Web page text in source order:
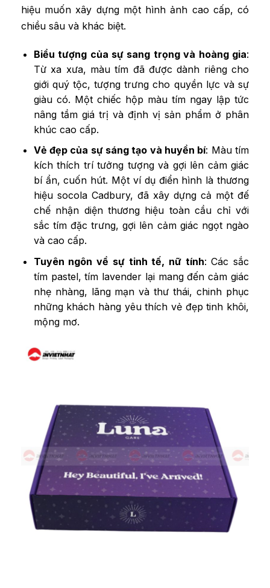
hiệu muốn xây dựng một hình ảnh cao cấp, có
chiều sâu và khác biệt.
Biểu tượng của sự sang trọng và hoàng gia:
Từ xa xưa, màu tím đã được dành riêng cho
giới quý tộc, tượng trưng cho quyền lực và sự
giàu có. Một chiếc hộp màu tím ngay lập tức
nâng tầm giá trị và định vị sản phẩm ở phân
khúc cao cấp.
Vẻ đẹp của sự sáng tạo và huyền bí: Màu tím
kích thích trí tưởng tượng và gợi lên cảm giác
bí ẩn, cuốn hút. Một ví dụ điển hình là thương
hiệu socola Cadbury, đã xây dựng cả một đế
chế nhận diện thương hiệu toàn cầu chỉ với
sắc tím đặc trưng, gợi lên cảm giác ngọt ngào
và cao cấp.
Tuyên ngôn về sự tinh tế, nữ tính: Các sắc
tím pastel, tím lavender lại mang đến cảm giác
nhẹ nhàng, lãng mạn và thư thái, chinh phục
những khách hàng yêu thích vẻ đẹp tinh khôi,
mộng mơ.